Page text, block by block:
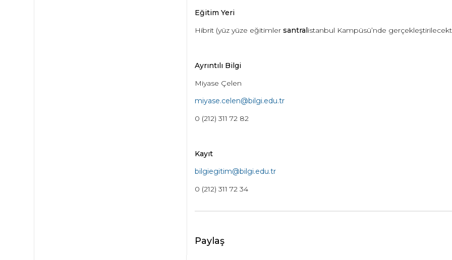
Eğitim Yeri
Hibrit (yüz yüze eğitimler santralistanbul Kampüsü’nde
Ayrıntılı Bilgi
Miyase Çelen
miyase.celen@bilgi.edu.tr
0 (212) 311 72 82
Kayıt
bilgiegitim@bilgi.edu.tr
0 (212) 311 72 34
Paylaş